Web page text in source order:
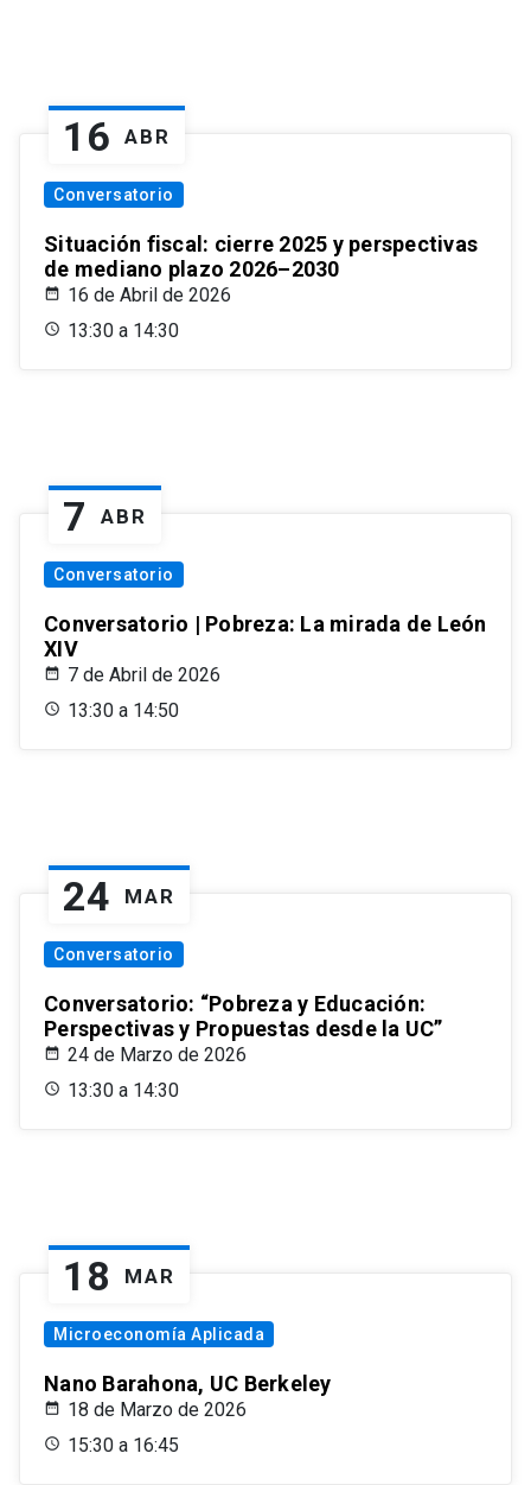
16 ABR
Conversatorio
Situación fiscal: cierre 2025 y perspectivas
de mediano plazo 2026–2030
16 de Abril de 2026
13:30 a 14:30
7 ABR
Conversatorio
Conversatorio | Pobreza: La mirada de León
XIV
7 de Abril de 2026
13:30 a 14:50
24 MAR
Conversatorio
Conversatorio: “Pobreza y Educación:
Perspectivas y Propuestas desde la UC”
24 de Marzo de 2026
13:30 a 14:30
18 MAR
Microeconomía Aplicada
Nano Barahona, UC Berkeley
18 de Marzo de 2026
15:30 a 16:45